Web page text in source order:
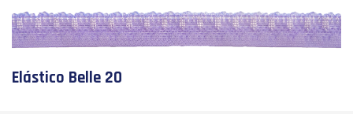
Elástico Belle 20